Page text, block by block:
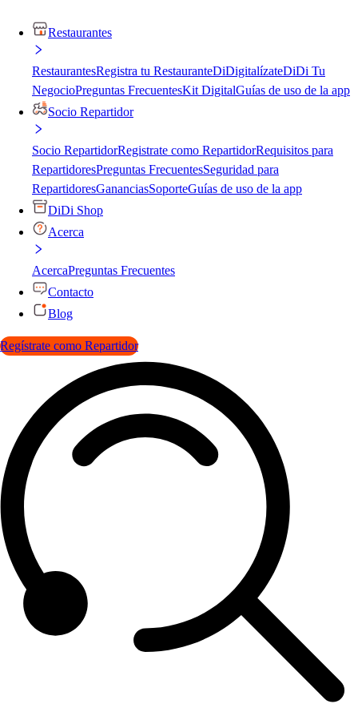
Restaurantes
RestaurantesRegistra tu RestauranteDiDigitalízateDiDi Tu
NegocioPreguntas FrecuentesKit DigitalGuías de uso de la app
Socio Repartidor
Socio RepartidorRegistrate como RepartidorRequisitos para
RepartidoresPreguntas FrecuentesSeguridad para
RepartidoresGananciasSoporteGuías de uso de la app
DiDi Shop
Acerca
AcercaPreguntas Frecuentes
Contacto
Blog
Regístrate como Repartidor